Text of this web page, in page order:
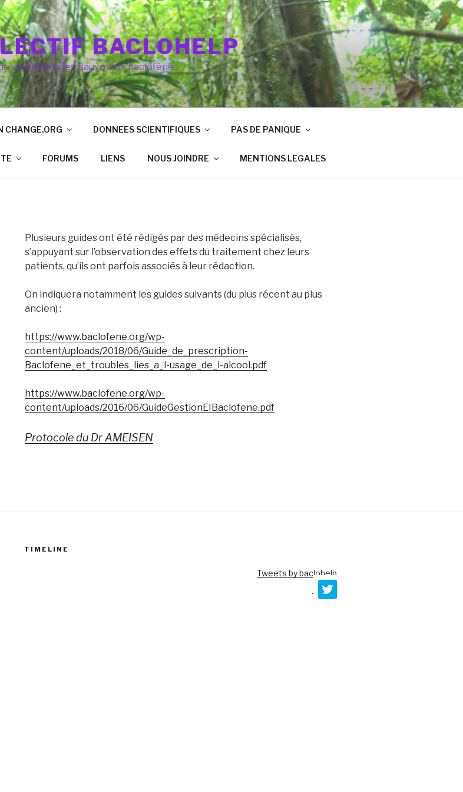
BACLOHELP
sauve des vies, sauvons le baclofène
CHANGE.ORG DONNEES SCIENTIFIQUES PAS DE PANIQUE
FORUMS LIENS NOUS JOINDRE MENTIONS LEGALES
Plusieurs guides ont été rédigés par des médecins spécialisés,
s’appuyant sur l’observation des effets du traitement chez leurs
patients, qu’ils ont parfois associés à leur rédaction.
On indiquera notamment les guides suivants (du plus récent au plus
ancien) :
https://www.baclofene.org/wp-
content/uploads/2018/06/Guide_de_prescription-
Baclofene_et_troubles_lies_a_l-usage_de_l-alcool.pdf
https://www.baclofene.org/wp-
content/uploads/2016/06/GuideGestionEIBaclofene.pdf
Protocole du Dr AMEISEN
TIMELINE
Tweets by baclohelp